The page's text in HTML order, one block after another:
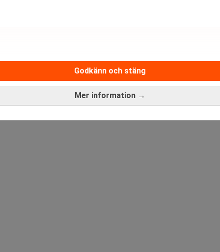
Mer information →
Godkänn och stängMedarbetare inom Intern
Sista ansökningsdag:13/06/